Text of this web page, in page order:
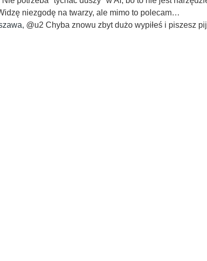
niezgodę na twarzy, ale mimo to polecam…
, @u2 Chyba znowu zbyt dużo wypiłeś i piszesz